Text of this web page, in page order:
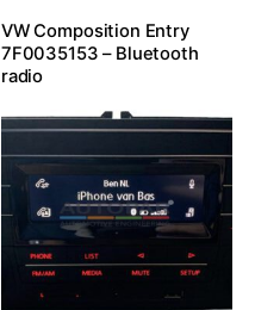
VW Composition Entry
7F0035153 – Bluetooth
radio